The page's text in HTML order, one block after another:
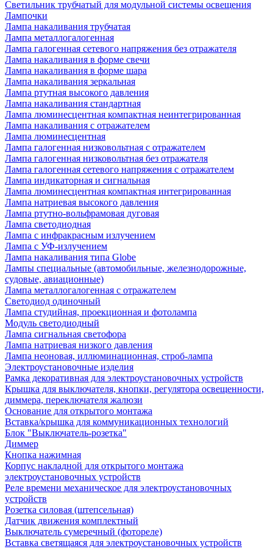
Светильник трубчатый для модульной системы освещения
Лампочки
Лампа накаливания трубчатая
Лампа металлогалогенная
Лампа галогенная сетевого напряжения без отражателя
Лампа накаливания в форме свечи
Лампа накаливания в форме шара
Лампа накаливания зеркальная
Лампа ртутная высокого давления
Лампа накаливания стандартная
Лампа люминесцентная компактная неинтегрированная
Лампа накаливания с отражателем
Лампа люминесцентная
Лампа галогенная низковольтная с отражателем
Лампа галогенная низковольтная без отражателя
Лампа галогенная сетевого напряжения с отражателем
Лампа индикаторная и сигнальная
Лампа люминесцентная компактная интегрированная
Лампа натриевая высокого давления
Лампа ртутно-вольфрамовая дуговая
Лампа светодиодная
Лампа с инфракрасным излучением
Лампа с УФ-излучением
Лампа накаливания типа Globe
Лампы специальные (автомобильные, железнодорожные,
судовые, авиационные)
Лампа металлогалогенная с отражателем
Светодиод одиночный
Лампа студийная, проекционная и фотолампа
Модуль светодиодный
Лампа сигнальная светофора
Лампа натриевая низкого давления
Лампа неоновая, иллюминационная, строб-лампа
Электроустановочные изделия
Рамка декоративная для электроустановочных устройств
Крышка для выключателя, кнопки, регулятора освещенности,
диммера, переключателя жалюзи
Основание для открытого монтажа
Вставка/крышка для коммуникационных технологий
Блок "Выключатель-розетка"
Диммер
Кнопка нажимная
Корпус накладной для открытого монтажа
электроустановочных устройств
Реле времени механическое для электроустановочных
устройств
Розетка силовая (штепсельная)
Датчик движения комплектный
Выключатель сумеречный (фотореле)
Вставка светящаяся для электроустановочных устройств